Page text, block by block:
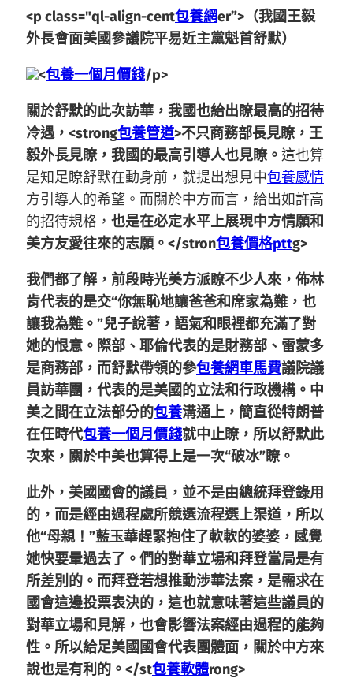
<p class="ql-align-cent包養網er”>（我國王毅
外長會面美國參議院平易近主黨魁首舒默）
<包養一個月價錢/p>
關於舒默的此次訪華，我國也給出瞭最高的招待
冷遇，<strong包養管道>不只商務部長見瞭，王
毅外長見瞭，我國的最高引導人也見瞭。 這也算
是知足瞭舒默在動身前，就提出想見中包養感情
方引導人的希望。而關於中方而言，給出如許高
的招待規格， 也是在必定水平上展現中方情願和
美方友愛往來的志願。</stron包養價格pttg>
我們都了解，前段時光美方派瞭不少人來，佈林
肯代表的是交“你無恥地讓爸爸和席家為難，也
讓我為難。”兒子說著，語氣和眼裡都充滿了對
她的恨意。際部、耶倫代表的是財務部、雷蒙多
是商務部，而舒默帶領的參包養網車馬費議院議
員訪華團，代表的是美國的立法和行政機構。 中
美之間在立法部分的包養溝通上，簡直從特朗普
在任時代包養一個月價錢就中止瞭，所以舒默此
次來，關於中美也算得上是一次“破冰”瞭。
此外，美國國會的議員，並不是由總統拜登錄用
的，而是經由過程處所競選流程選上渠道，所以
他“母親！”藍玉華趕緊抱住了軟軟的婆婆，感覺
她快要暈過去了。們的對華立場和拜登當局是有
所差別的。而拜登若想推動涉華法案，是需求在
國會這邊投票表決的， 這也就意味著這些議員的
對華立場和見解，也會影響法案經由過程的能夠
性。所以給足美國國會代表團體面，關於中方來
說也是有利的。</st包養軟體rong>